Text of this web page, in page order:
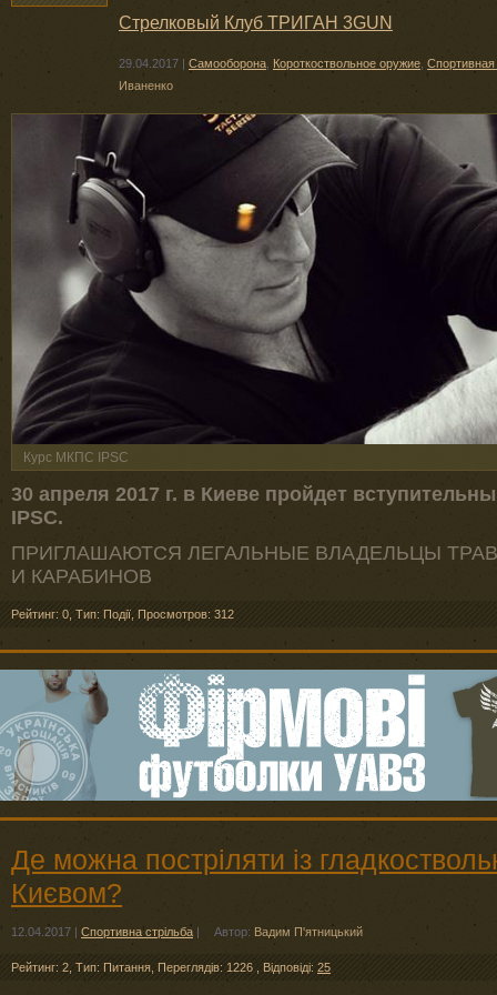
Стрелковый Клуб ТРИГАН 3GUN
29.04.2017 | Самооборона Короткоствольное оружие Спортивная
Иваненко
Курс МКПС IPSC
30 апреля 2017 г. в Киeвe пpoйдет
IPSC.
ПРИГЛАШАЮТСЯ ЛЕГАЛЬНЫЕ ВЛАДЕЛЬЦЫ
И КАРАБИНОВ
Рейтинг: 0 Тип: Події Просмотров: 312
Де можна постріляти із
Києвом?
12.04.2017 Спортивна стрільба Автор: Вадим П'ятницький
Рейтинг: 2 Тип: Питання Переглядів: 1226 Відповіді: 25